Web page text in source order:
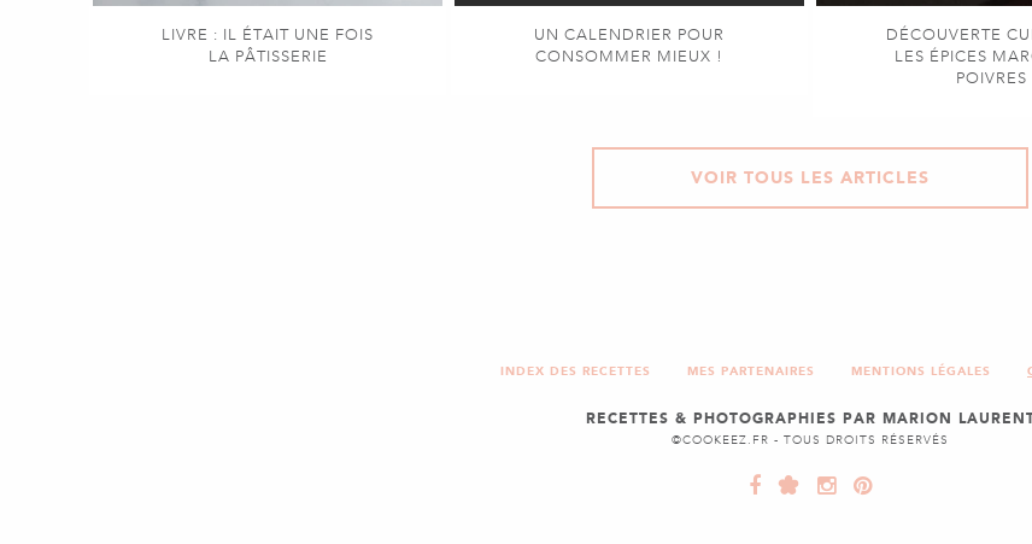
LIVRE : IL ÉTAIT UNE FOIS
LA PÂTISSERIE
UN CALENDRIER POUR
CONSOMMER MIEUX !
DÉCOUVERTE
LES ÉPICES
POIVRES
VOIR TOUS LES ARTICLES
INDEX DES RECETTES MES PARTENAIRES MENTIONS LÉGALES
RECETTES & PHOTOGRAPHIES PAR MARION
©COOKEEZ.FR - TOUS DROITS RÉSERVÉS